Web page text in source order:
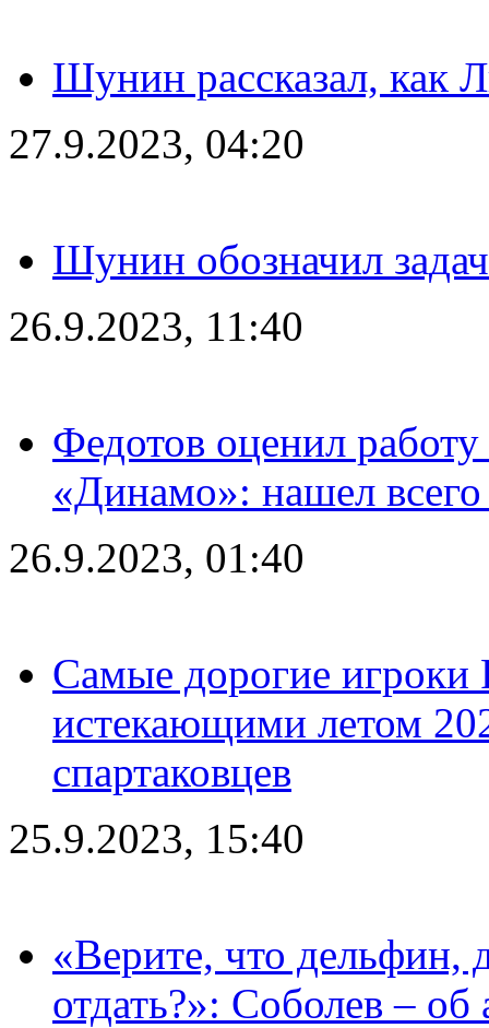
Шунин рассказал, как
27.9.2023, 04:20
Шунин обозначил
26.9.2023, 11:40
Федотов оценил
«Динамо»: нашел
26.9.2023, 01:40
Самые дорогие игроки
истекающими летом
спартаковцев
25.9.2023, 15:40
«Верите, что дельфин,
отдать?»: Соболев – об